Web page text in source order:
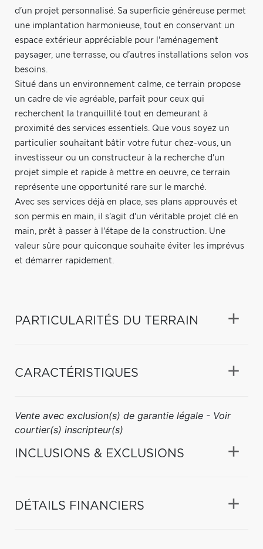
d'un projet personnalisé. Sa superficie généreuse permet
une implantation harmonieuse, tout en conservant un
espace extérieur appréciable pour l'aménagement
paysager, une terrasse, ou d'autres installations selon vos
besoins.
Situé dans un environnement calme, ce terrain propose
un cadre de vie agréable, parfait pour ceux qui
recherchent la tranquillité tout en demeurant à
proximité des services essentiels. Que vous soyez un
particulier souhaitant bâtir votre futur chez-vous, un
investisseur ou un constructeur à la recherche d'un
projet simple et rapide à mettre en oeuvre, ce terrain
représente une opportunité rare sur le marché.
Avec ses services déjà en place, ses plans approuvés et
son permis en main, il s'agit d'un véritable projet clé en
main, prêt à passer à l'étape de la construction. Une
valeur sûre pour quiconque souhaite éviter les imprévus
et démarrer rapidement.
PARTICULARITÉS DU TERRAIN
CARACTÉRISTIQUES
Vente avec exclusion(s) de garantie légale - Voir
courtier(s) inscripteur(s)
INCLUSIONS & EXCLUSIONS
DÉTAILS FINANCIERS